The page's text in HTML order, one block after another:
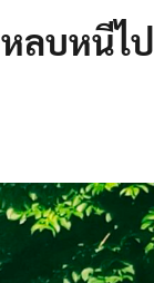
ลบหนีไป